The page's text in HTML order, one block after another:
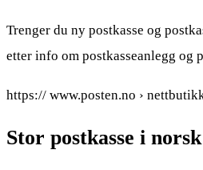
Trenger du ny postkasse og
etter info om postkasseanlegg og
https:// www.posten.no ›
Stor postkasse i